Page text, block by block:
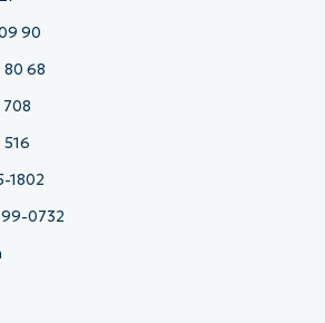
90
80 68
1802
0732